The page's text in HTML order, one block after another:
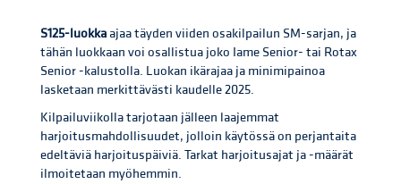
S125-luokka ajaa täyden viiden osakilpailun SM-sarjan, ja
tähän luokkaan voi osallistua joko Iame Senior- tai Rotax
Senior -kalustolla. Luokan ikärajaa ja minimipainoa
lasketaan merkittävästi kaudelle 2025.
Kilpailuviikolla tarjotaan jälleen laajemmat
harjoitusmahdollisuudet, jolloin käytössä on perjantaita
edeltäviä harjoituspäiviä. Tarkat harjoitusajat ja -määrät
ilmoitetaan myöhemmin.